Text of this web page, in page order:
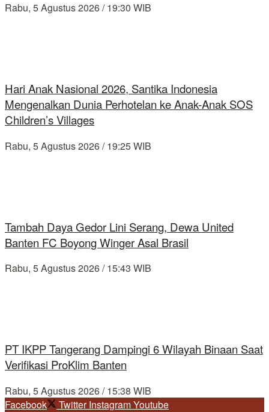
Rabu, 5 Agustus 2026 / 19:30 WIB
Hari Anak Nasional 2026, Santika Indonesia
Mengenalkan Dunia Perhotelan ke Anak-Anak SOS
Children’s Villages
Rabu, 5 Agustus 2026 / 19:25 WIB
Tambah Daya Gedor Lini Serang, Dewa United
Banten FC Boyong Winger Asal Brasil
Rabu, 5 Agustus 2026 / 15:43 WIB
PT IKPP Tangerang Dampingi 6 Wilayah Binaan Saat
Verifikasi ProKlim Banten
Rabu, 5 Agustus 2026 / 15:38 WIB
Facebook
Twitter InstagramYoutube